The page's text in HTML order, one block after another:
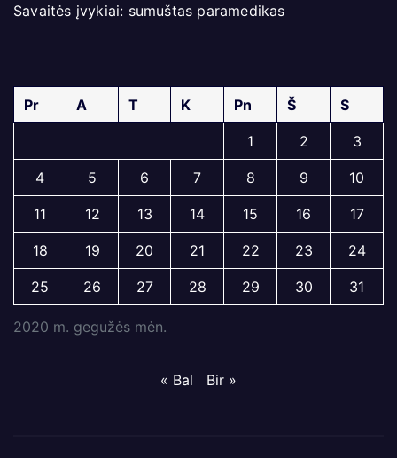
Savaitės įvykiai: sumuštas paramedikas
2020 m. gegužės mėn.
Pr A T K Pn Š S
1 2 3
4 5 6 7 8 9 10
11 12 13 14 15 16 17
18 19 20 21 22 23 24
25 26 27 28 29 30 31
« Bal Bir »